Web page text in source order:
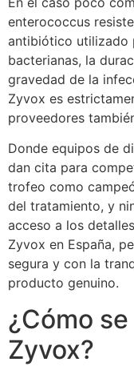
enterococcus
antibiótico utilizado
bacterianas, la
gravedad de la
Zyvox es
proveedores
Donde equipos de
dan cita para
trofeo como
del tratamiento, y
acceso a los
Zyvox en España,
segura y con la
producto genuino.
¿Cómo
Zyvox?